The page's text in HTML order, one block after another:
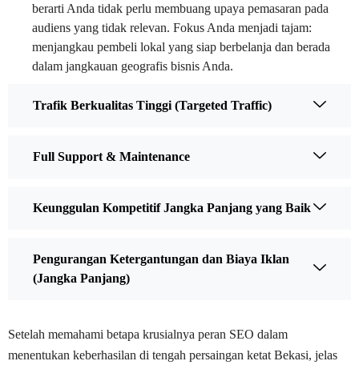
berarti Anda tidak perlu membuang upaya pemasaran pada
audiens yang tidak relevan. Fokus Anda menjadi tajam:
menjangkau pembeli lokal yang siap berbelanja dan berada
dalam jangkauan geografis bisnis Anda.
Trafik Berkualitas Tinggi (Targeted Traffic)
Full Support & Maintenance
Keunggulan Kompetitif Jangka Panjang yang Baik
Pengurangan Ketergantungan dan Biaya Iklan
(Jangka Panjang)
Setelah memahami betapa krusialnya peran SEO dalam
menentukan keberhasilan di tengah persaingan ketat Bekasi, jelas